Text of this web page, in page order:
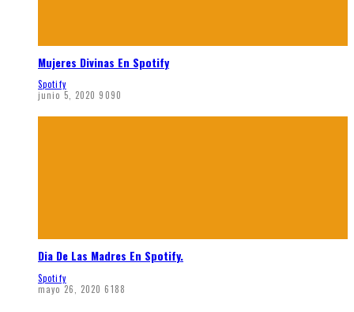
Mujeres Divinas En Spotify
Spotify
junio 5, 2020 9090
Dia De Las Madres En Spotify.
Spotify
mayo 26, 2020 6188